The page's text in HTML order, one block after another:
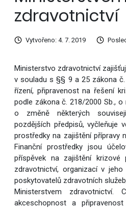
zdravotnictví
Vytvořeno: 4. 7. 2019
Ministerstvo zdravotnictví
v souladu s §§ 9 a 25 zákona
řízení, připravenost na řešení
podle zákona č. 218/2000 Sb.,
o změně některých
pozdějších předpisů, vyčleňuje
prostředky na zajištění přípravy
Finanční prostředky jsou
příspěvek na zajištění krizové
zdravotnictví, organizací v
poskytovatelů zdravotních
Ministerstvem
akceschopnost a